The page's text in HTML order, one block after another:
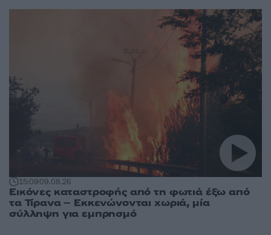
15:0909.08.26
Εικόνες καταστροφής από τη φωτιά έξω από
τα Τίρανα – Εκκενώνονται χωριά, μία
σύλληψη για εμπρησμό